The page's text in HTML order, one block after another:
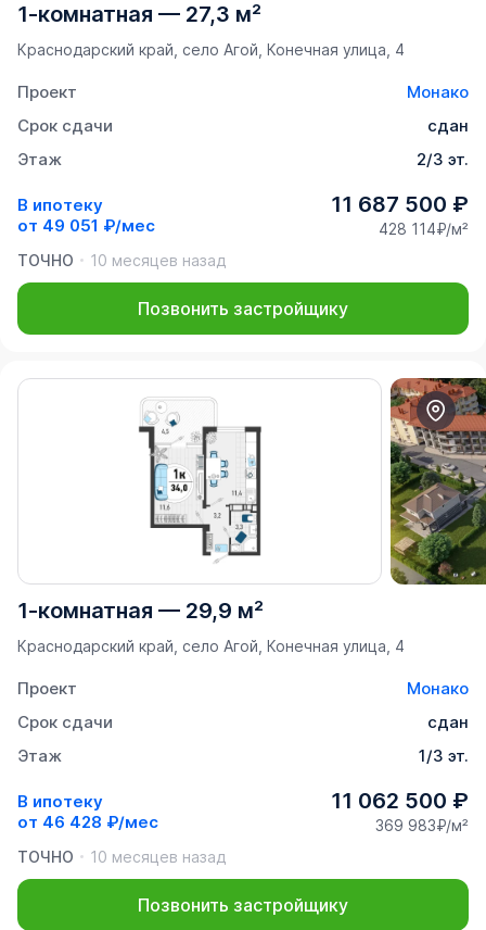
1-комнатная — 27,3 м²
Краснодарский край, село Агой, Конечная улица, 4
Проект
Монако
Срок сдачи
сдан
Этаж
2/3 эт.
В ипотеку
от 49 051 ₽/мес
11 687 500 ₽
428 114₽/м²
ТОЧНО
10 месяцев назад
Позвонить застройщику
1-комнатная — 29,9 м²
Краснодарский край, село Агой, Конечная улица, 4
Проект
Монако
Срок сдачи
сдан
Этаж
1/3 эт.
В ипотеку
от 46 428 ₽/мес
11 062 500 ₽
369 983₽/м²
ТОЧНО
10 месяцев назад
Позвонить застройщику